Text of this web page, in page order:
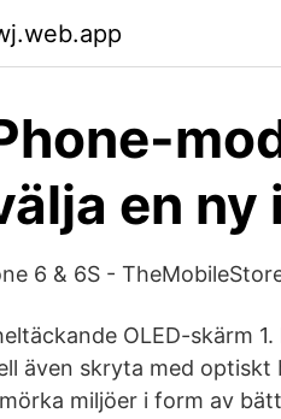
en ny
6 & 6S -
OLED-skärm
även skryta med optiskt
miljöer i form av